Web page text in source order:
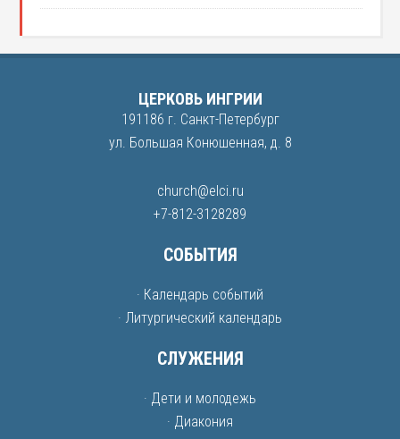
ЦЕРКОВЬ ИНГРИИ
191186 г. Санкт-Петербург
ул. Большая Конюшенная, д. 8
church@elci.ru
+7-812-3128289
СОБЫТИЯ
· Календарь событий
· Литургический календарь
СЛУЖЕНИЯ
· Дети и молодежь
· Диакония